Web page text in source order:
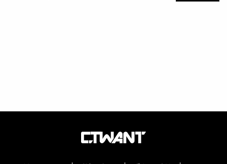
威先是向媒體宣布離婚，後來報警協尋，自己也多次在臉書
平板電腦及代購十幾個名牌包接連失竊，她懷疑是岳子樓潛
入行竊，趕緊換鎖並報案提告。12月4日，
所報案，對岳子樓提告偷竊。（圖／本刊攝影組）因擔心害